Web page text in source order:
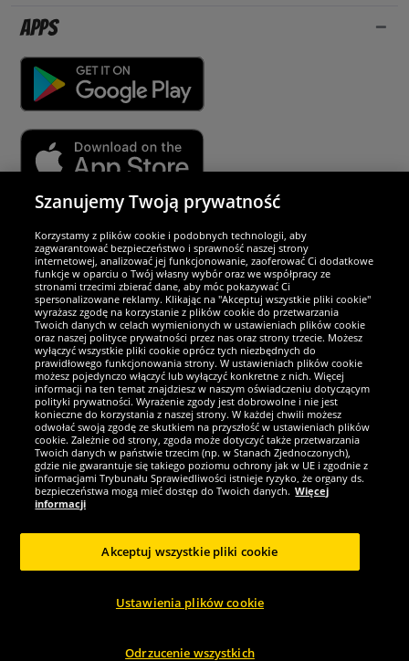
Apps
Partnerzy i bezpieczeństwo
Jesteśmy wyjątkowi
Zostań fanem SportRabat!
Copyright © 2024 Sportspar GmbH, Gustav-Adolf-Ring 7, 04838 Eilenburg,
*Wszystkie ceny zawierają podatek VAT i nie zawierają
DealClubie.
Szanujemy Twoją prywatność
Korzystamy z plików cookie i podobnych technologii, aby
zagwarantować bezpieczeństwo i sprawność naszej strony
internetowej, analizować jej funkcjonowanie, zaoferować Ci dodatkowe
funkcje w oparciu o Twój własny wybór oraz we współpracy ze
stronami trzecimi zbierać dane, aby móc pokazywać Ci
spersonalizowane reklamy. Klikając na "Akceptuj wszystkie pliki cookie"
wyrażasz zgodę na korzystanie z plików cookie do przetwarzania
Twoich danych w celach wymienionych w ustawieniach plików cookie
oraz naszej polityce prywatności przez nas oraz strony trzecie. Możesz
wyłączyć wszystkie pliki cookie oprócz tych niezbędnych do
prawidłowego funkcjonowania strony. W ustawieniach plików cookie
możesz pojedynczo włączyć lub wyłączyć konkretne z nich. Więcej
informacji na ten temat znajdziesz w naszym oświadczeniu dotyczącym
polityki prywatności. Wyrażenie zgody jest dobrowolne i nie jest
konieczne do korzystania z naszej strony. W każdej chwili możesz
odwołać swoją zgodę ze skutkiem na przyszłość w ustawieniach plików
cookie. Zależnie od strony, zgoda może dotyczyć także przetwarzania
Twoich danych w państwie trzecim (np. w Stanach Zjednoczonych),
gdzie nie gwarantuje się takiego poziomu ochrony jak w UE i zgodnie z
informacjami Trybunału Sprawiedliwości istnieje ryzyko, że organy ds.
bezpieczeństwa mogą mieć dostęp do Twoich danych. Więcej
informacji
Ustawienia plików cookie
Odrzucenie wszystkich
Akceptuj wszystkie pliki cookie